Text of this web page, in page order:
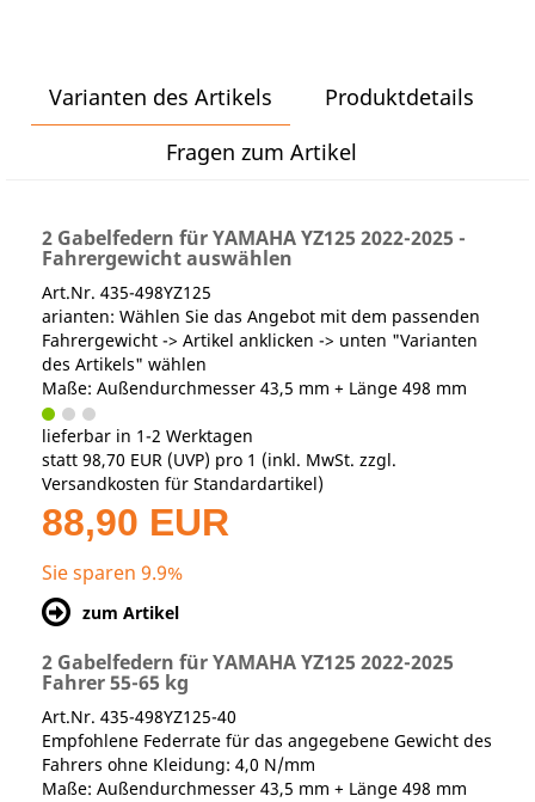
Varianten des Artikels
Produktdetails
Fragen zum Artikel
2 Gabelfedern für YAMAHA YZ125 2022-2025 -
Fahrergewicht auswählen
Art.Nr. 435-498YZ125
arianten: Wählen Sie das Angebot mit dem passenden
Fahrergewicht -> Artikel anklicken -> unten "Varianten
des Artikels" wählen
Maße: Außendurchmesser 43,5 mm + Länge 498 mm
lieferbar in 1-2 Werktagen
statt 98,70 EUR (UVP) pro 1 (inkl. MwSt. zzgl.
Versandkosten für Standardartikel)
88,90 EUR
Sie sparen 9.9%
zum Artikel
2 Gabelfedern für YAMAHA YZ125 2022-2025
Fahrer 55-65 kg
Art.Nr. 435-498YZ125-40
Empfohlene Federrate für das angegebene Gewicht des
Fahrers ohne Kleidung: 4,0 N/mm
Maße: Außendurchmesser 43,5 mm + Länge 498 mm